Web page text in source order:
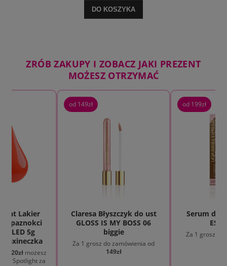
DO KOSZYKA
ZRÓB ZAKUPY I ZOBACZ JAKI PREZENT
MOŻESZ OTRZYMAĆ
Lakier
paznokci
LED 5g
120złmożesz
Spotlight za
od 149zł
Claresa Błyszczyk do ust
GLOSS IS MY BOSS 06
biggie
Za 1 grosz do zamówienia od
149zł
od 199zł
Serum do
Za 1 grosz do